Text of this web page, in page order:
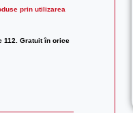
prin utilizarea
112. Gratuit în orice